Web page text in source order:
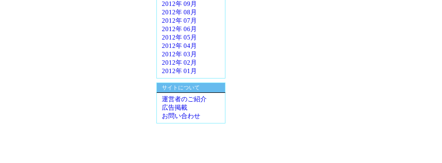
2012年 09月
2012年 08月
2012年 07月
2012年 06月
2012年 05月
2012年 04月
2012年 03月
2012年 02月
2012年 01月
サイトについて
運営者のご紹介
広告掲載
お問い合わせ